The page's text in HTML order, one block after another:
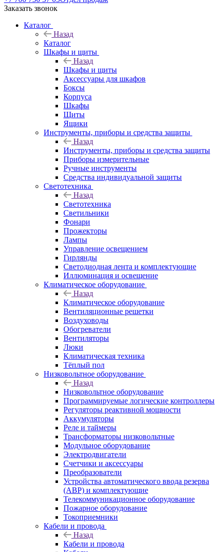
Заказать звонок
Каталог
Назад
Каталог
Шкафы и щиты
Назад
Шкафы и щиты
Аксессуары для шкафов
Боксы
Корпуса
Шкафы
Щиты
Ящики
Инструменты, приборы и средства защиты
Назад
Инструменты, приборы и средства защиты
Приборы измерительные
Ручные инструменты
Средства индивидуальной защиты
Светотехника
Назад
Светотехника
Светильники
Фонари
Прожекторы
Лампы
Управление освещением
Гирлянды
Светодиодная лента и комплектующие
Иллюминация и освещение
Климатическое оборудование
Назад
Климатическое оборудование
Вентиляционные решетки
Воздуховоды
Обогреватели
Вентиляторы
Люки
Климатическая техника
Тёплый пол
Низковольтное оборудование
Назад
Низковольтное оборудование
Программируемые логические контроллеры
Регуляторы реактивной мощности
Аккумуляторы
Реле и таймеры
Трансформаторы низковольтные
Модульное оборудование
Электродвигатели
Счетчики и аксессуары
Преобразователи
Устройства автоматического ввода резерва
(АВР) и комплектующие
Телекоммуникационное оборудование
Пожарное оборудование
Токоприемники
Кабели и провода
Назад
Кабели и провода